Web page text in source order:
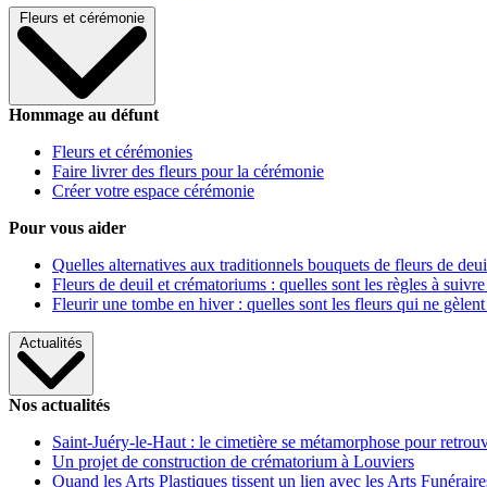
Fleurs et cérémonie
Hommage au défunt
Fleurs et cérémonies
Faire livrer des fleurs pour la cérémonie
Créer votre espace cérémonie
Pour vous aider
Quelles alternatives aux traditionnels bouquets de fleurs de
Fleurs de deuil et crématoriums : quelles sont les règles à
Fleurir une tombe en hiver : quelles sont les fleurs qui ne gèlent
Actualités
Nos actualités
Saint-Juéry-le-Haut : le cimetière se métamorphose pour
Un projet de construction de crématorium à Louviers
Quand les Arts Plastiques tissent un lien avec les Arts